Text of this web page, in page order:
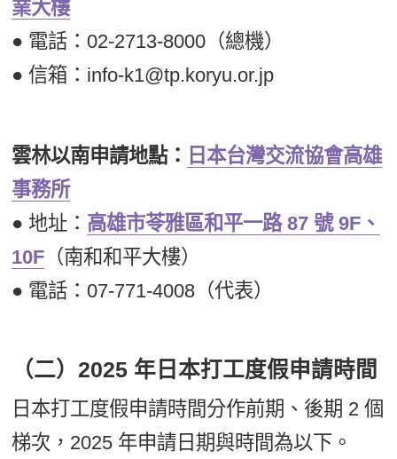
業大樓
● 電話：02-2713-8000（總機）
● 信箱：info-k1@tp.koryu.or.jp
雲林以南申請地點： 日本台灣交流協會高雄
事務所
● 地址： 高雄市苓雅區和平一路 87 號 9F、
10F （南和和平大樓）
● 電話：07-771-4008（代表）
（二）2025 年日本打工度假申請時間
日本打工度假申請時間分作前期、後期 2 個
梯次，2025 年申請日期與時間為以下。